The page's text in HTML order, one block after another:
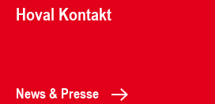
Hoval Kontakt
News & Presse